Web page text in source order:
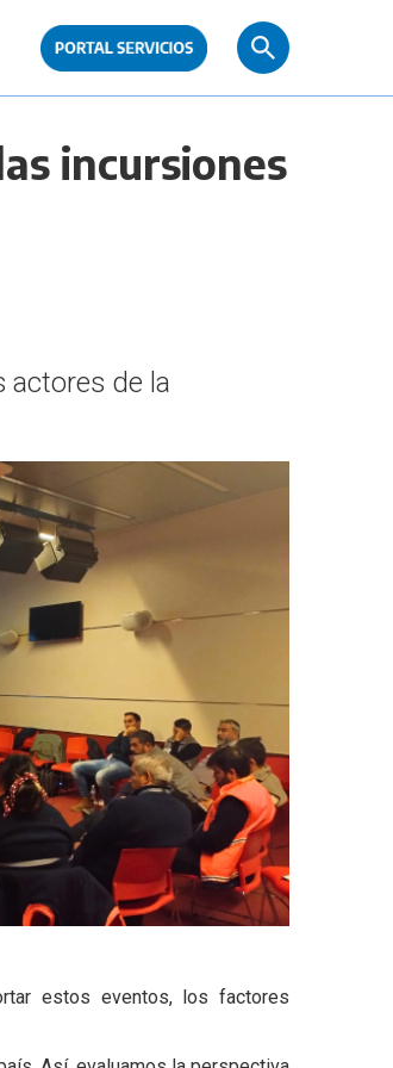
incursiones
actores de la
estos eventos, los factores